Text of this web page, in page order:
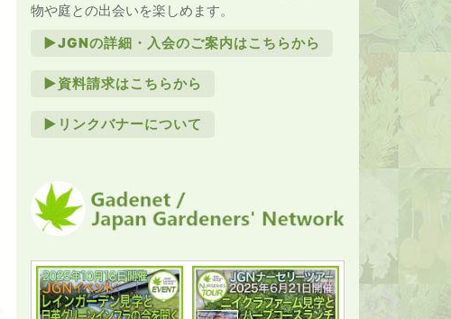
物や庭との出会いを楽しめます。
►JGNの詳細・入会のご案内はこちらから
►資料請求はこちらから
►リンクバナーについて